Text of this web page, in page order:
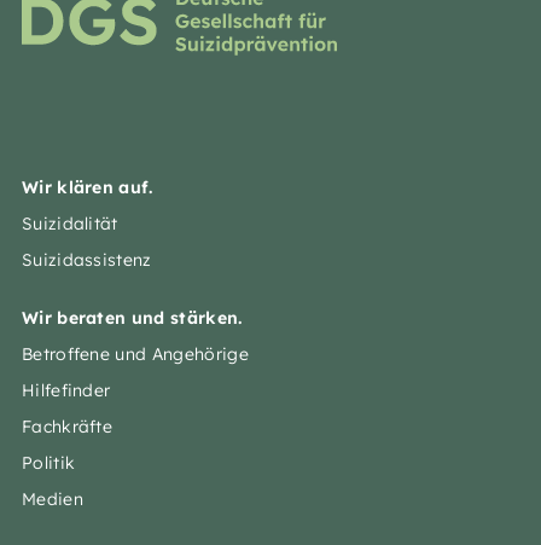
Wir klären auf.
Suizidalität
Suizidassistenz
Wir beraten und stärken.
Betroffene und Angehörige
Hilfefinder
Fachkräfte
Politik
Medien